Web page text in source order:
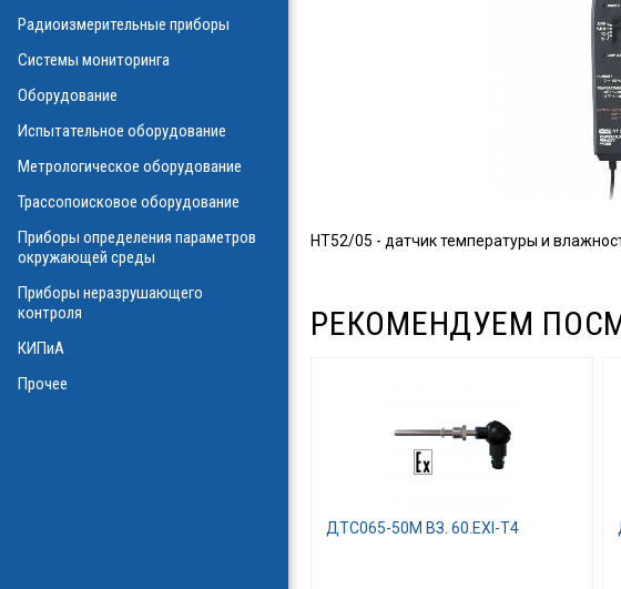
HT52/05 - датчик температуры и
РЕКОМЕНДУЕМ
ДТС065-50М ВЗ. 60.EXI-T4
Радиоизмерительные приборы
Системы мониторинга
Оборудование
Испытательное оборудование
Метрологическое оборудование
Трассопоисковое оборудование
Приборы определения параметров
окружающей среды
Приборы неразрушающего
контроля
КИПиА
Прочее
ноль
УФ)
инверсионной
оборудования
масле
физических